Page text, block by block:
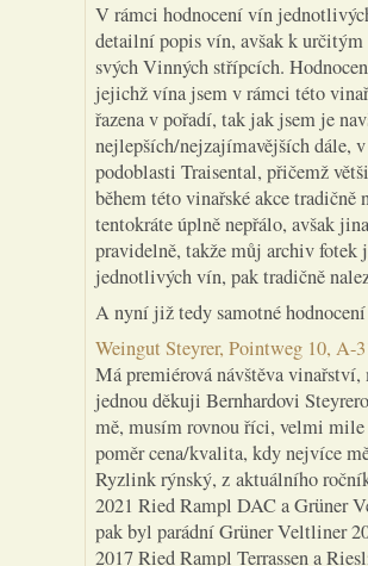
V rámci hodnocení vín
detailní popis vín, avšak k
svých Vinných střípcích.
jejichž vína jsem v rámci této
řazena v pořadí, tak jak jsem je
nejlepších/nejzajímavějších dále,
podoblasti Traisental, přičemž
během této vinařské akce tradičně
tentokráte úplně nepřálo, avšak
pravidelně, takže můj archiv
jednotlivých vín, pak tradičně
A nyní již tedy samotné
Weingut Steyrer, Pointweg 10, A-
Má premiérová návštěva
jednou děkuji Bernhardovi
mě, musím rovnou říci, velmi mile
poměr cena/kvalita, kdy nejvíce
Ryzlink rýnský, z aktuálního
2021 Ried Rampl DAC a Grüner
pak byl parádní Grüner Veltliner
2017 Ried Rampl Terrassen a